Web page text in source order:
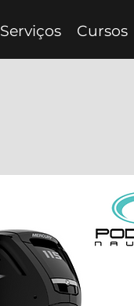
Serviços Cursos